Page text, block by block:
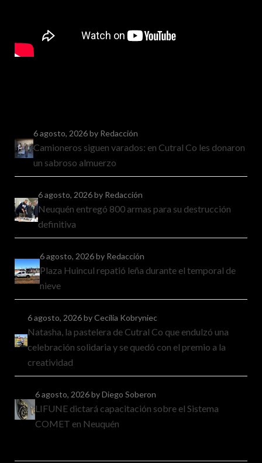
6 agosto, 2026by Redacción
Camioneros siguen varados: en Cutral Co les donaron
un sabroso almuerzo
6 agosto, 2026by Redacción
Neuquén entregó 800 armas para su destrucción
definitiva
6 agosto, 2026by Redacción
Plaza Huincul repatió leña durante el temporal de
nieve
6 agosto, 2026by Cecilia Kobryniec
Natasha, la pastelera de Cutral Co que endulzó una
celebración solidaria y se quedó con el premio a la
creatividad
6 agosto, 2026by Diego Soberon
LIFUNE dictará capacitación sobre el Sistema
COMET en Neuquén